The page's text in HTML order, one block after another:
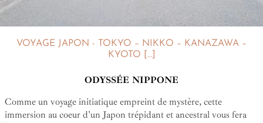
VOYAGE JAPON - TOKYO – NIKKO – KANAZAWA –
KYOTO […]
ODYSSÉE NIPPONE
Comme un voyage initiatique empreint de mystère, cette
immersion au coeur d'un Japon trépidant et ancestral vous fera